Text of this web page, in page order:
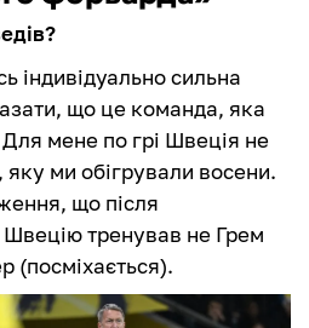
індивідуально сильна
що це команда, яка
мене по грі Швеція не
яку ми обігрували восени.
що після
Швецію тренував не Грем
(посміхається).